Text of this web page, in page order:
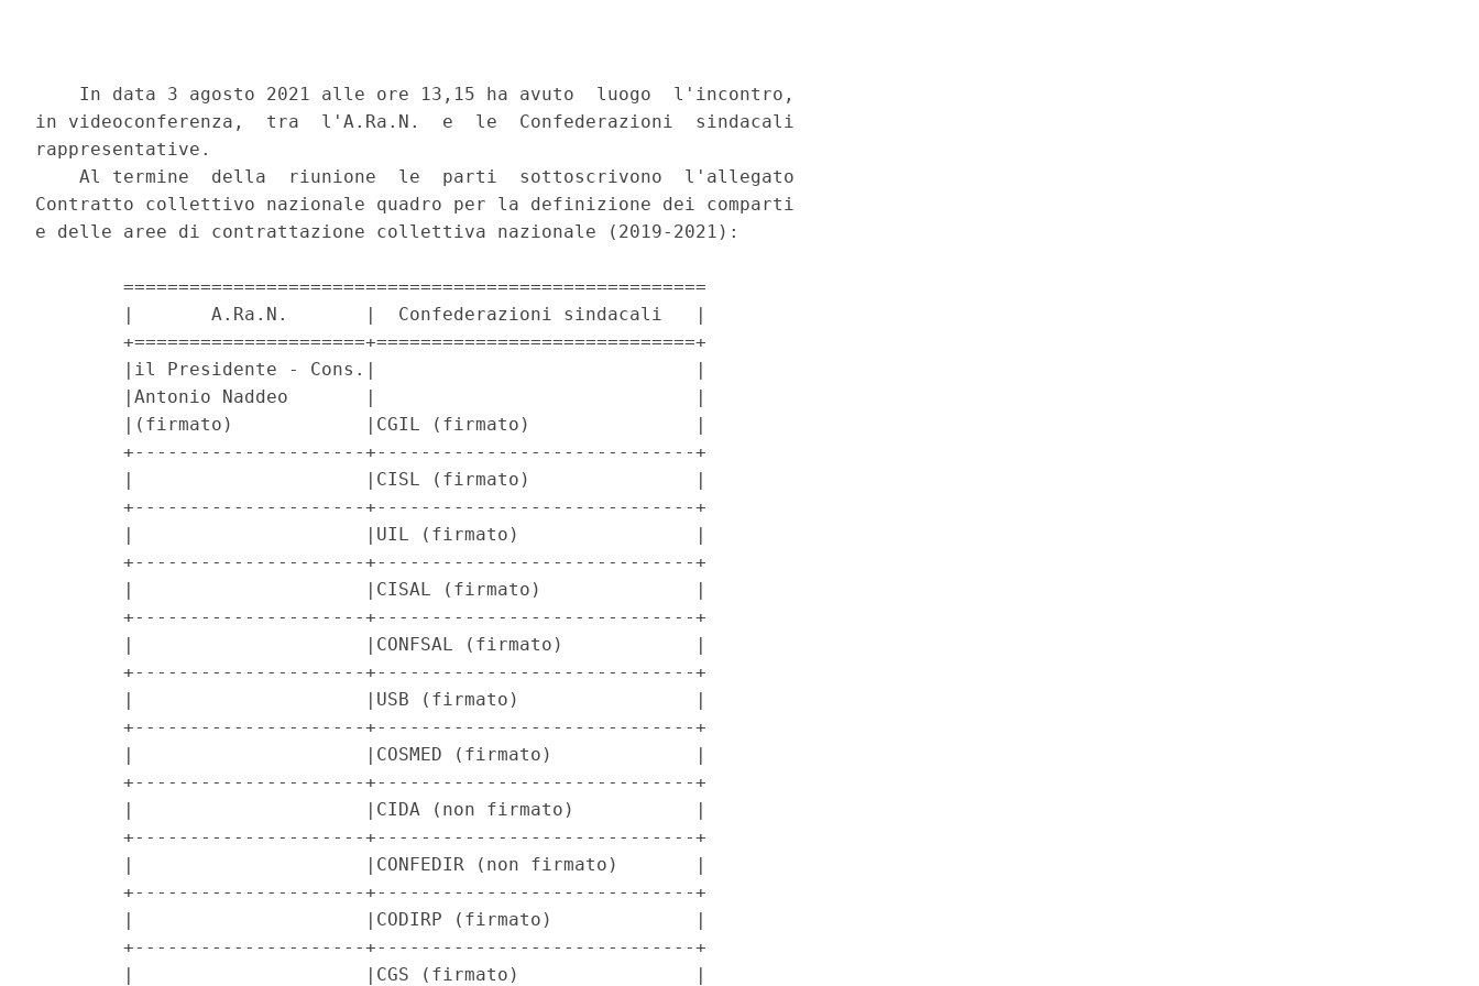
    In data 3 agosto 2021 alle ore 13,15 ha avuto  luogo  l'incontro,
in videoconferenza,  tra  l'A.Ra.N.  e  le  Confederazioni  sindacali
rappresentative.
    Al termine  della  riunione  le  parti  sottoscrivono  l'allegato
Contratto collettivo nazionale quadro per la definizione dei comparti
e delle aree di contrattazione collettiva nazionale (2019-2021):
        =====================================================
        |       A.Ra.N.       |  Confederazioni sindacali   |
        +=====================+=============================+
        |il Presidente - Cons.|                             |
        |Antonio Naddeo       |                             |
        |(firmato)            |CGIL (firmato)               |
        +---------------------+-----------------------------+
        |                     |CISL (firmato)               |
        +---------------------+-----------------------------+
        |                     |UIL (firmato)                |
        +---------------------+-----------------------------+
        |                     |CISAL (firmato)              |
        +---------------------+-----------------------------+
        |                     |CONFSAL (firmato)            |
        +---------------------+-----------------------------+
        |                     |USB (firmato)                |
        +---------------------+-----------------------------+
        |                     |COSMED (firmato)             |
        +---------------------+-----------------------------+
        |                     |CIDA (non firmato)           |
        +---------------------+-----------------------------+
        |                     |CONFEDIR (non firmato)       |
        +---------------------+-----------------------------+
        |                     |CODIRP (firmato)             |
        +---------------------+-----------------------------+
        |                     |CGS (firmato)                |